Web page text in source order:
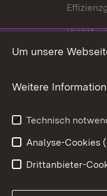
Dienst-
Weitere
Um unsere
Weitere
Technisch
Analyse-Cookies
Drittanbieter-